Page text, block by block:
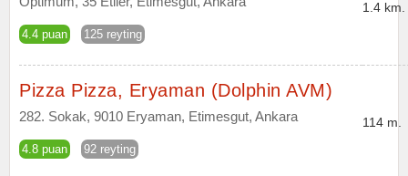
4.4 puan 125 reyting
1.4 km.
Pizza Pizza, Eryaman (Dolphin AVM)
282. Sokak, 9010 Eryaman, Etimesgut, Ankara
4.8 puan 92 reyting
114 m.